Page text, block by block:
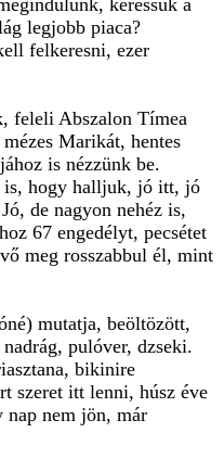
keressük a
legjobb piaca?
felkeresni, ezer
feleli Abszalon Tímea
Marikát, hentes
is nézzünk be.
is, hogy halljuk, jó itt, jó
de nagyon nehéz is,
67 engedélyt, pecsétet
meg rosszabbul él, mint
mutatja, beöltözött,
pulóver, dzseki.
bikinire
szeret itt lenni, húsz éve
nap nem jön, már